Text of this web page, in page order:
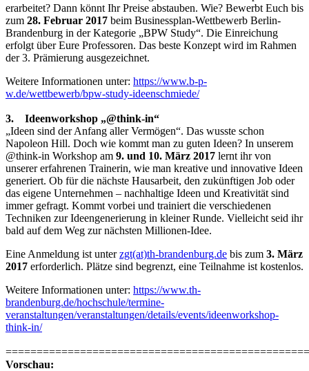
erarbeitet? Dann könnt Ihr Preise abstauben. Wie? Bewerbt Euch bis
zum 28. Februar 2017 beim Businessplan-Wettbewerb Berlin-
Brandenburg in der Kategorie „BPW Study“. Die Einreichung
erfolgt über Eure Professoren. Das beste Konzept wird im Rahmen
der 3. Prämierung ausgezeichnet.
Weitere Informationen unter: https://www.b-p-
w.de/wettbewerb/bpw-study-ideenschmiede/
3. Ideenworkshop „@think-in“
„Ideen sind der Anfang aller Vermögen“. Das wusste schon
Napoleon Hill. Doch wie kommt man zu guten Ideen? In unserem
@think-in Workshop am 9. und 10. März 2017 lernt ihr von
unserer erfahrenen Trainerin, wie man kreative und innovative Ideen
generiert. Ob für die nächste Hausarbeit, den zukünftigen Job oder
das eigene Unternehmen – nachhaltige Ideen und Kreativität sind
immer gefragt. Kommt vorbei und trainiert die verschiedenen
Techniken zur Ideengenerierung in kleiner Runde. Vielleicht seid ihr
bald auf dem Weg zur nächsten Millionen-Idee.
Eine Anmeldung ist unterzgt(at)th-brandenburg.de bis zum 3. März
2017 erforderlich. Plätze sind begrenzt, eine Teilnahme ist kostenlos.
Weitere Informationen unter: https://www.th-
brandenburg.de/hochschule/termine-
veranstaltungen/veranstaltungen/details/events/ideenworkshop-
think-in/
Vorschau: